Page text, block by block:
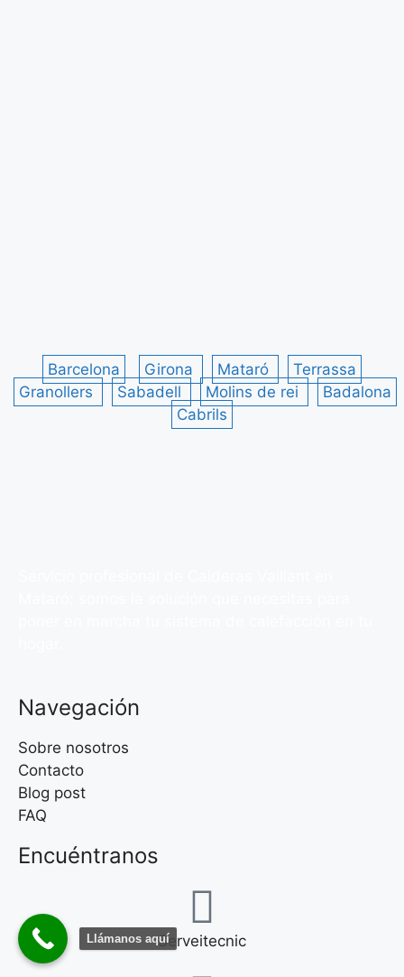
Barcelona Girona Mataró
Terrassa
Granollers
Sabadell Molins de rei
Badalona
Cabrils
Navegación
Sobre nosotros
Contacto
Blog post
FAQ
Encuéntranos
Serveitecnic
Llámanos aquí